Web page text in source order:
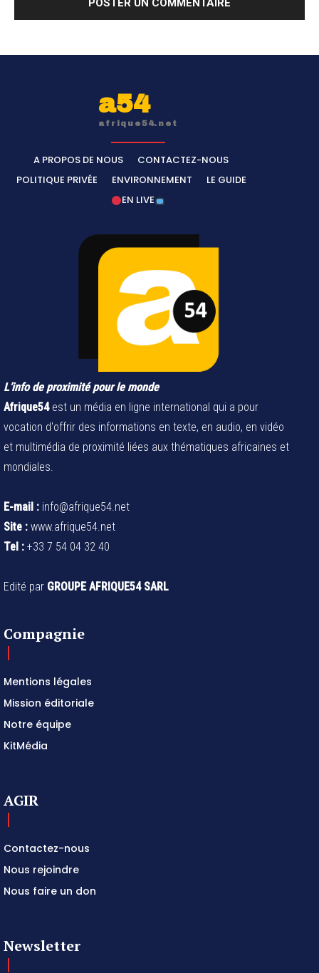
a54
afrique54.net
A PROPOS DE NOUS
CONTACTEZ-NOUS
POLITIQUE PRIVÉE
ENVIRONNEMENT
LE GUIDE
EN LIVE
L’info de proximité pour le monde
Afrique54est un média en ligne international qui a pour
vocation d'offrir des informations en texte, en audio, en vidéo
et multimédia de proximité liées aux thématiques africaines et
mondiales.
E-mail : info@afrique54.net
Site : www.afrique54.net
Tel : +33 7 54 04 32 40
Edité par GROUPE AFRIQUE54 SARL
Compagnie
Mentions légales
Mission éditoriale
Notre équipe
KitMédia
AGIR
Contactez-nous
Nous rejoindre
Nous faire un don
Newsletter